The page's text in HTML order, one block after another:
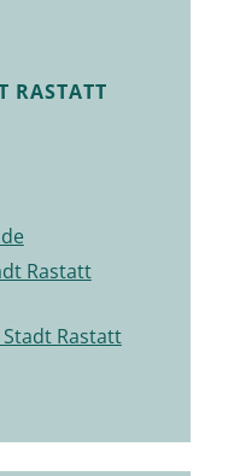
RASTATT
Rastatt
Rastatt